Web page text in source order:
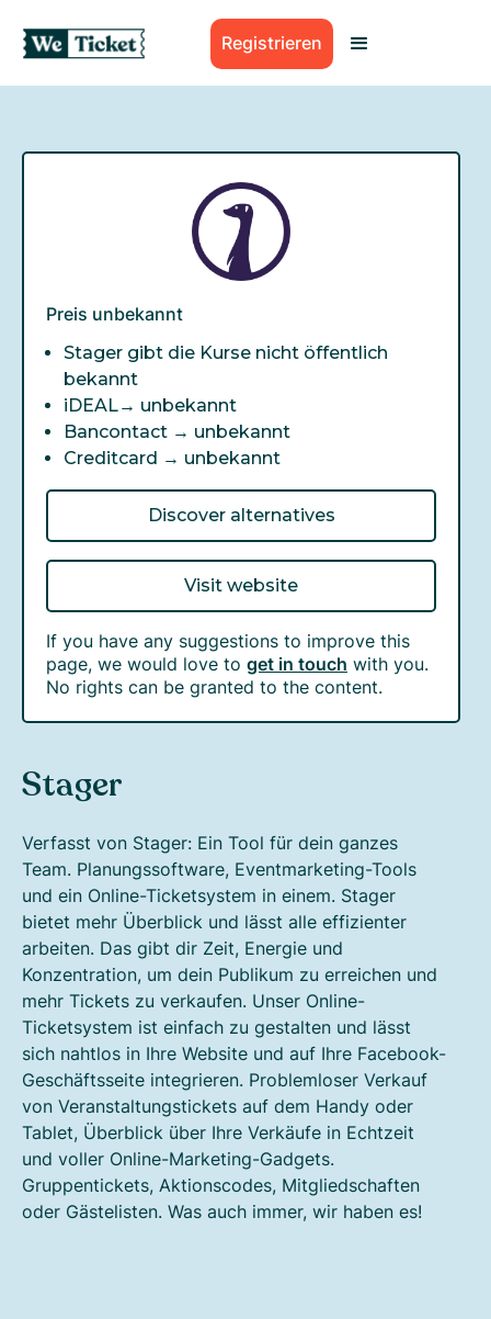
Registrieren
Stager
Verfasst von Stager: Ein Tool für dein ganzes
Team. Planungssoftware, Eventmarketing-Tools
und ein Online-Ticketsystem in einem. Stager
bietet mehr Überblick und lässt alle effizienter
arbeiten. Das gibt dir Zeit, Energie und
Konzentration, um dein Publikum zu erreichen und
mehr Tickets zu verkaufen. Unser Online-
Ticketsystem ist einfach zu gestalten und lässt
sich nahtlos in Ihre Website und auf Ihre Facebook-
Geschäftsseite integrieren. Problemloser Verkauf
von Veranstaltungstickets auf dem Handy oder
Tablet, Überblick über Ihre Verkäufe in Echtzeit
und voller Online-Marketing-Gadgets.
Gruppentickets, Aktionscodes, Mitgliedschaften
oder Gästelisten. Was auch immer, wir haben es!
Preis unbekannt
Stager gibt die Kurse nicht öffentlich
bekannt
iDEAL→ unbekannt
Bancontact → unbekannt
Creditcard → unbekannt
Discover alternatives
Visit website
If you have any suggestions to improve this
page, we would love to get in touch with you.
No rights can be granted to the content.